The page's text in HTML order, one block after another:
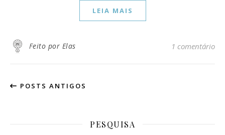
LEIA MAIS
Feito por Elas 1 comentário
POSTS ANTIGOS
PESQUISA